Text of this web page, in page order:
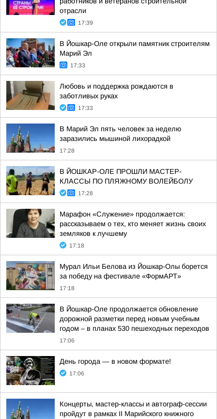
отрасли
17:39
В Йошкар-Оле открыли памятник строителям
Марий Эл
17:33
Любовь и поддержка рождаются в
заботливых руках
17:33
В Марий Эл пять человек за неделю
заразились мышиной лихорадкой
17:28
В ЙОШКАР-ОЛЕ ПРОШЛИ МАСТЕР-
КЛАССЫ ПО ПЛЯЖНОМУ ВОЛЕЙБОЛУ
17:28
Марафон «Служение» продолжается:
рассказываем о тех, кто меняет жизнь своих
земляков к лучшему
17:18
Мурал Ильи Белова из Йошкар-Олы борется
за победу на фестивале «ФормАРТ»
17:18
В Йошкар-Оле продолжается обновление
дорожной разметки перед новым учебным
годом – в планах 530 пешеходных переходов
17:06
День города — в новом формате!
17:06
Концерты, мастер-классы и автограф-сессии
пройдут в рамках II Марийского книжного